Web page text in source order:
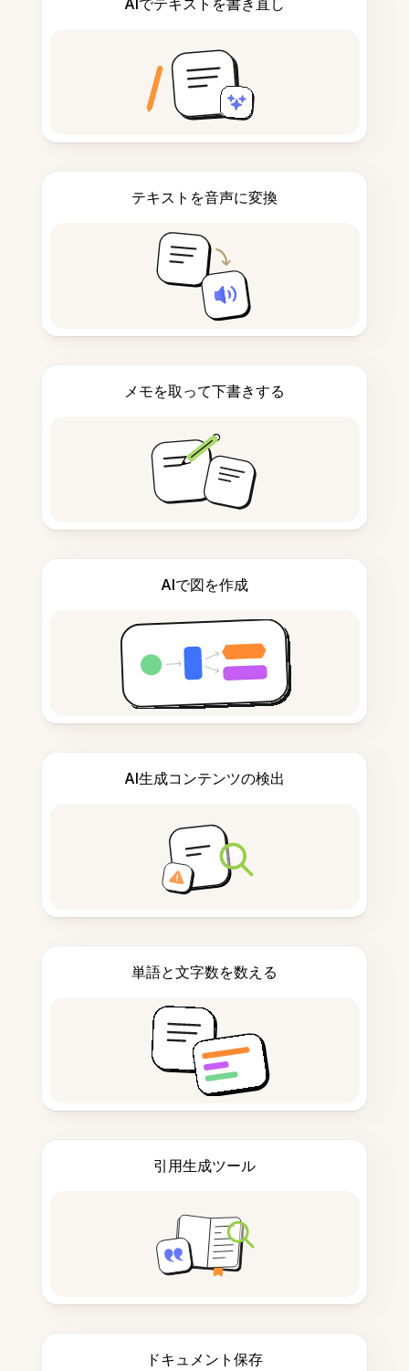
AIでテキストを書き直し
テキストを音声に変換
メモを取って下書きする
AIで図を作成
AI生成コンテンツの検出
単語と文字数を数える
引用生成ツール
ドキュメント保存